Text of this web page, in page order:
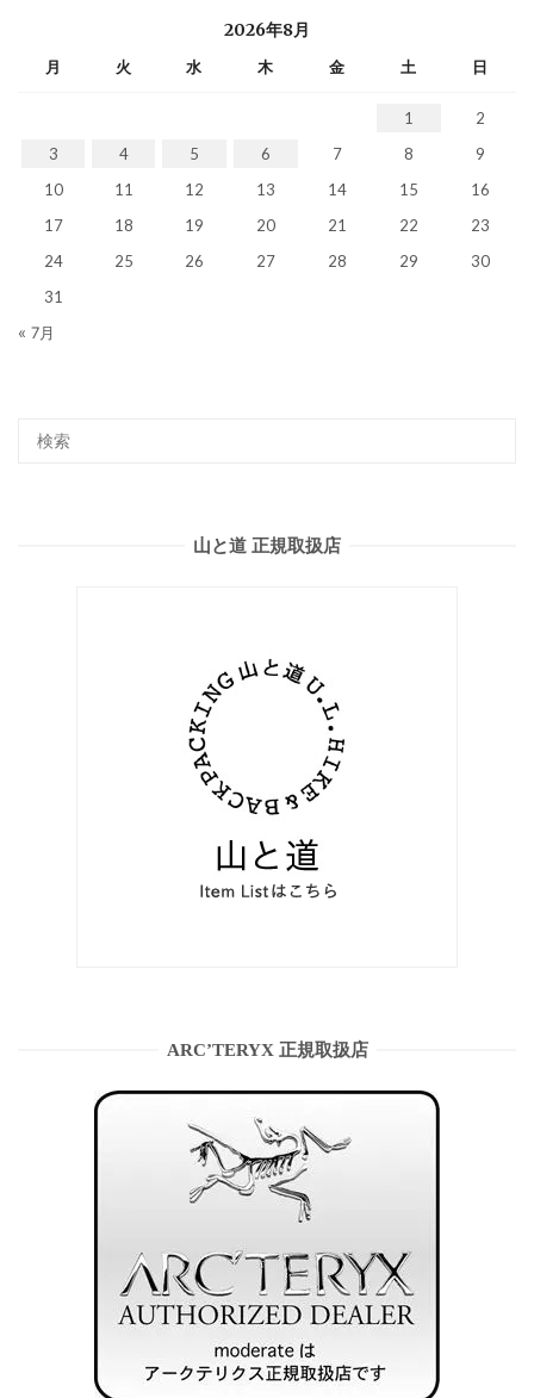
2026年8月
月 火 水 木 金 土 日
1
2
3
4 5 6 7 8
9
10
11 12 13 14 15
16
17
18 19 20 21 22
23
24
25 26 27 28 29
30
31
« 7月
山と道 正規取扱店
ARC’TERYX 正規取扱店